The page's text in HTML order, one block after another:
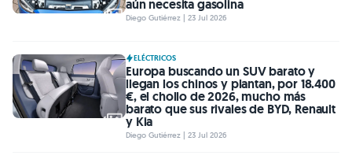
aún necesita gasolina
Diego Gutiérrez | 23 Jul 2026
ELÉCTRICOS
Europa buscando un SUV barato y
llegan los chinos y plantan, por 18.400
€, el chollo de 2026, mucho más
barato que sus rivales de BYD, Renault
y Kia
Diego Gutiérrez | 23 Jul 2026